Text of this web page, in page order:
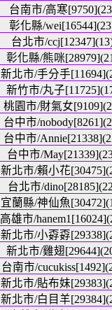
台南市/高寒
彰化縣/
台北市/
彰化縣/熊咪
新北市/手分手
新竹市/丸子
桃園市/財氣女
台中市/
台中市/
台中市/
新北市/賴小花
台北市/
宜蘭縣/神仙魚
高雄市/
新北市/小孬孬
新北市/雞翅
台南市/
新北市/貼布妹
新北市/白目羊